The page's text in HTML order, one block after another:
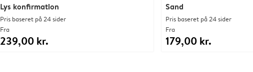
Lys konfirmation
Pris baseret på 24 sider
Fra
239,00 kr.
Sand
Pris baseret på 24 sider
Fra
179,00 kr.